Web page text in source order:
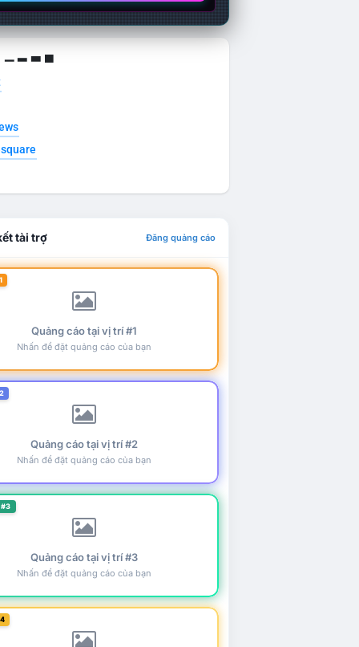
▁ ▂ ▃ ▄
tài trợ Đăng quảng cáo
Quảng cáo tại vị trí #1
Nhấn để đặt quảng cáo của bạn
Quảng cáo tại vị trí #2
Nhấn để đặt quảng cáo của bạn
Quảng cáo tại vị trí #3
Nhấn để đặt quảng cáo của bạn